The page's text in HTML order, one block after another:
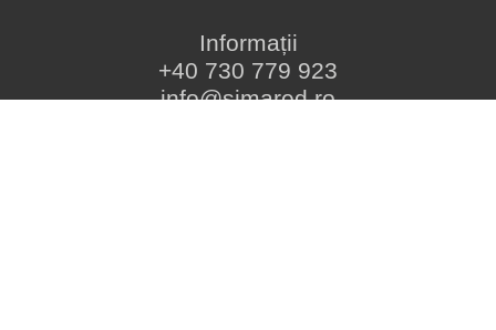
Informații
+40 730 779 923
info@simared.ro